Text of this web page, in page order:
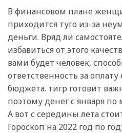
В финансовом плане
приходится туго из-за
деньги. Вряд ли
избавиться от этого
вами будет человек,
ответственность за
бюджета. тигр готовит
поэтому денег с января по
А вот с середины лета
Гороскоп на 2022 год по